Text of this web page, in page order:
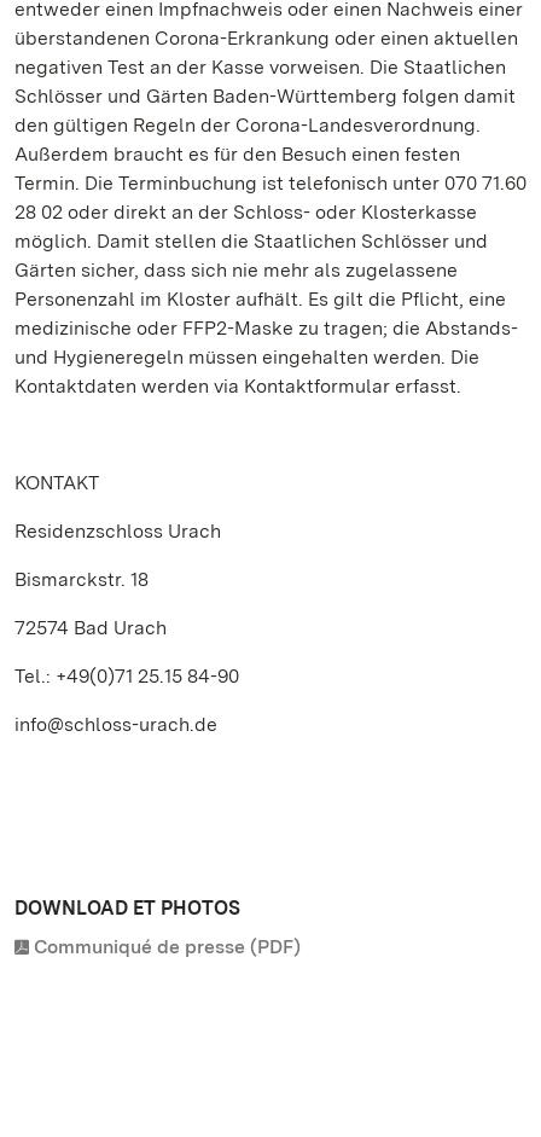
entweder einen Impfnachweis oder einen Nachweis einer
überstandenen Corona-Erkrankung oder einen aktuellen
negativen Test an der Kasse vorweisen. Die Staatlichen
Schlösser und Gärten Baden-Württemberg folgen damit
den gültigen Regeln der Corona-Landesverordnung.
Außerdem braucht es für den Besuch einen festen
Termin. Die Terminbuchung ist telefonisch unter 070 71.60
28 02 oder direkt an der Schloss- oder Klosterkasse
möglich. Damit stellen die Staatlichen Schlösser und
Gärten sicher, dass sich nie mehr als zugelassene
Personenzahl im Kloster aufhält. Es gilt die Pflicht, eine
medizinische oder FFP2-Maske zu tragen; die Abstands-
und Hygieneregeln müssen eingehalten werden. Die
Kontaktdaten werden via Kontaktformular erfasst.
KONTAKT
Residenzschloss Urach
Bismarckstr. 18
72574 Bad Urach
Tel.: +49(0)71 25.15 84-90
info@schloss-urach.de
DOWNLOAD ET PHOTOS
Communiqué de presse (PDF)